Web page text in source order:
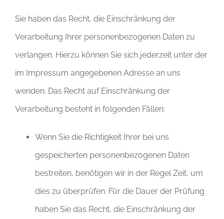
Sie haben das Recht, die Einschränkung der
Verarbeitung Ihrer personenbezogenen Daten zu
verlangen. Hierzu können Sie sich jederzeit unter der
im Impressum angegebenen Adresse an uns
wenden. Das Recht auf Einschränkung der
Verarbeitung besteht in folgenden Fällen:
Wenn Sie die Richtigkeit Ihrer bei uns
gespeicherten personenbezogenen Daten
bestreiten, benötigen wir in der Regel Zeit, um
dies zu überprüfen. Für die Dauer der Prüfung
haben Sie das Recht, die Einschränkung der